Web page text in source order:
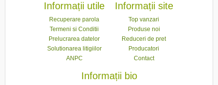
Informații utile
Recuperare parola
Termeni si Conditii
Prelucrarea datelor
Solutionarea litigiilor
ANPC
Informații site
Top vanzari
Produse noi
Reduceri de pret
Producatori
Contact
Informații bio